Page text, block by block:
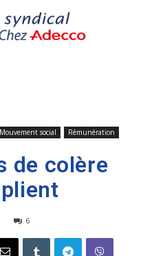
Mouvement social Rémunération
de colère
6